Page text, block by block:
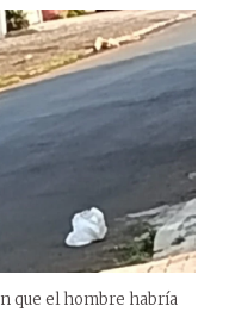
que el hombre habría